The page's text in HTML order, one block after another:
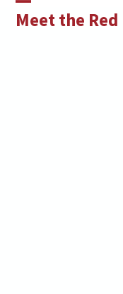
Meet the
Open
Close